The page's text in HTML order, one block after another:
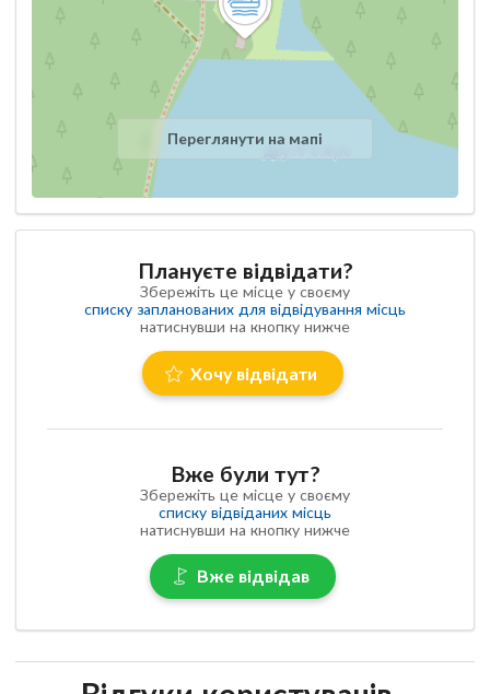
Переглянути на мапі
Плануєте відвідати?
Збережіть це місце у своєму
списку запланованих для відвідування місць
натиснувши на кнопку нижче
Хочу відвідати
Вже були тут?
Збережіть це місце у своєму
списку відвіданих місць
натиснувши на кнопку нижче
Вже відвідав